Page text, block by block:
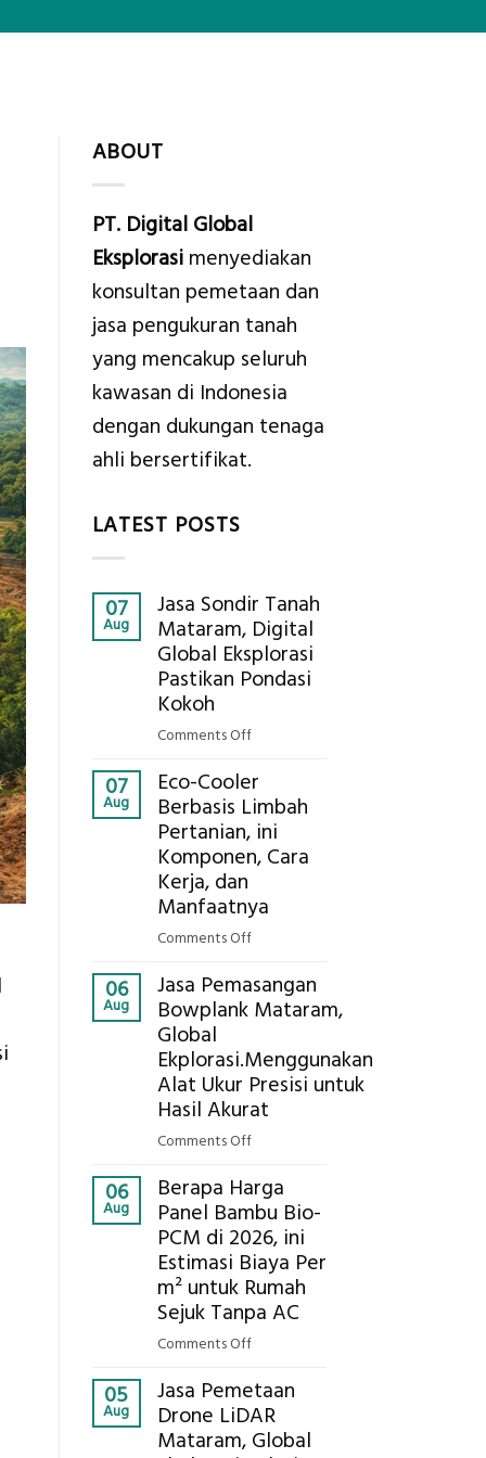
ABOUT
PT. Digital Global
Eksplorasimenyediakan
konsultan pemetaan dan
jasa pengukuran tanah
yang mencakup seluruh
kawasan di Indonesia
dengan dukungan tenaga
ahli bersertifikat.
LATEST POSTS
07
Aug
Jasa Sondir Tanah
Mataram, Digital
Global Eksplorasi
Pastikan Pondasi
Kokoh
Comments Offon
Sondir
Tanah
Mataram,
Digital
Eksplorasi
Pastikan
07
Aug
Eco-Cooler
Berbasis Limbah
Pertanian, ini
Komponen, Cara
Kerja, dan
Manfaatnya
Comments Offon
Cooler
Berbasis
Pertanian,
ini
Komponen,
Manfaatnya
06
Aug
Jasa Pemasangan
Bowplank Mataram,
Global
Ekplorasi.Menggunakan
Alat Ukur Presisi untuk
Hasil Akurat
Comments Offon
Pemasangan
Bowplank
Mataram,
Global
Ekplorasi.Menggunakan
Alat
untuk
Hasil
Akurat
06
Aug
Berapa Harga
Panel Bambu Bio-
PCM di 2026, ini
Estimasi Biaya Per
m² untuk Rumah
Sejuk Tanpa AC
Comments Offon
Harga
Panel
Bambu
05
Aug
Jasa Pemetaan
Drone LiDAR
Mataram, Global